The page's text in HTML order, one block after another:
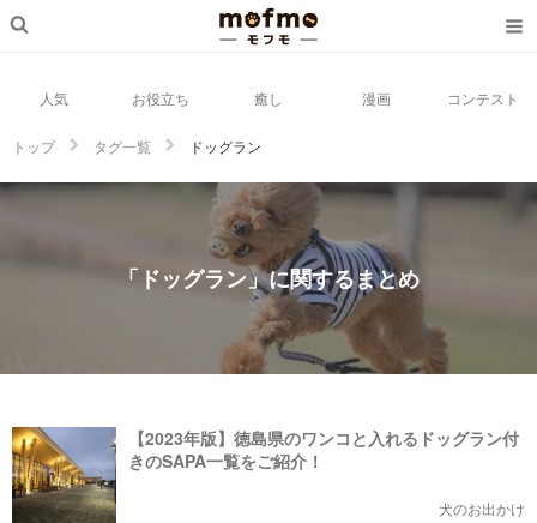
人気 お役立ち 癒し 漫画 コンテスト
トップ タグ一覧 ドッグラン
「ドッグラン」に関するまとめ
【2023年版】徳島県のワンコと入れるドッグラン付
きのSAPA一覧をご紹介！
犬のお出かけ